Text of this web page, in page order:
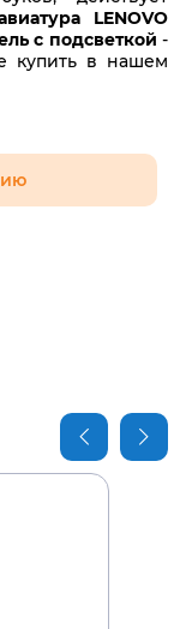
LENOVO
с подсветкой -
купить в нашем